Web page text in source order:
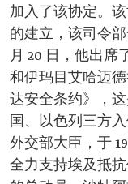
加入了该协定。
的建立，该司令
月 20 日，他出席
和伊玛目艾哈迈
达安全条约》，
国、以色列三方
外交部大臣，于
全力支持埃及抵